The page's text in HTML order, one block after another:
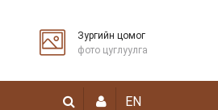
Зургийн цомог
фото цуглуулга
EN